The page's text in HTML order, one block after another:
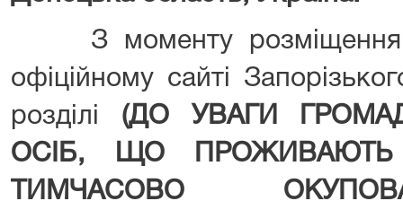
З моменту розміщення
офіційному сайті
розділі (ДО УВАГИ
ОСІБ, ЩО ПРОЖИВАЮТЬ
ТИМЧАСОВО